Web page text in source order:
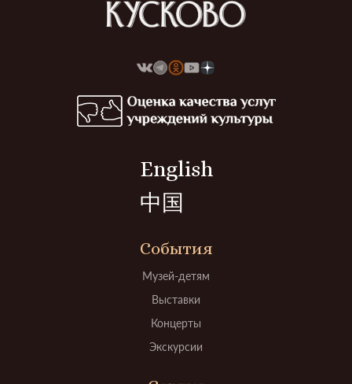
English
中国
События
Музей-детям
Выставки
Концерты
Экскурсии